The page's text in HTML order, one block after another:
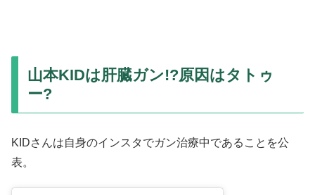
山本KIDは肝臓ガン!?原因はタトゥ
ー?
KIDさんは自身のインスタでガン治療中であることを公
表。